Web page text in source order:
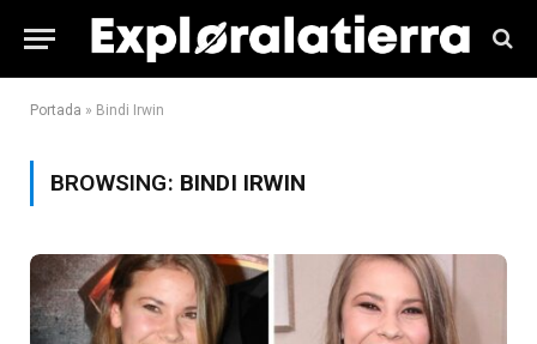
Portada » Bindi Irwin
BROWSING: BINDI IRWIN